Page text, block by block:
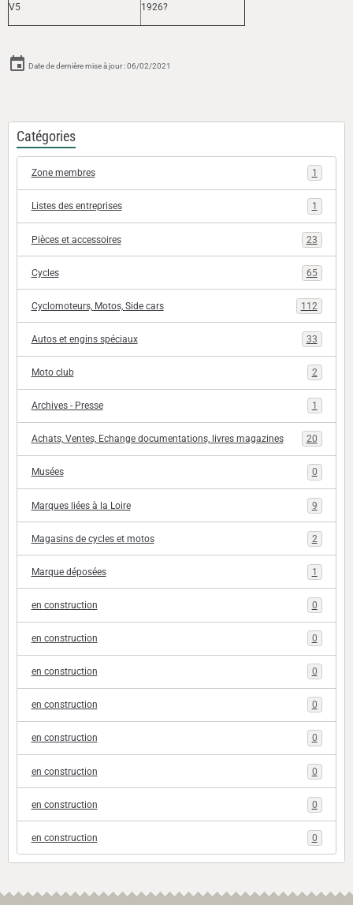
V5 1926?
Date de dernière mise à jour : 06/02/2021
Catégories
Zone membres 1
Listes des entreprises 1
Pièces et accessoires 23
Cycles 65
Cyclomoteurs, Motos, Side cars 112
Autos et engins spéciaux 33
Moto club 2
Archives - Presse 1
Achats, Ventes, Echange documentations, livres magazines 20
Musées 0
Marques liées à la Loire 9
Magasins de cycles et motos 2
Marque déposées 1
en construction 0
en construction 0
en construction 0
en construction 0
en construction 0
en construction 0
en construction 0
en construction 0